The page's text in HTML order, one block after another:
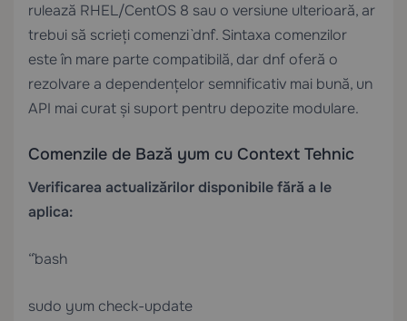
rulează RHEL/CentOS 8 sau o versiune ulterioară, ar
trebui să scrieți comenzi `dnf`. Sintaxa comenzilor
este în mare parte compatibilă, dar dnf oferă o
rezolvare a dependențelor semnificativ mai bună, un
API mai curat și suport pentru depozite modulare.
Comenzile de Bază yum cu Context Tehnic
Verificarea actualizărilor disponibile fără a le
aplica:
“`bash
sudo yum check-update